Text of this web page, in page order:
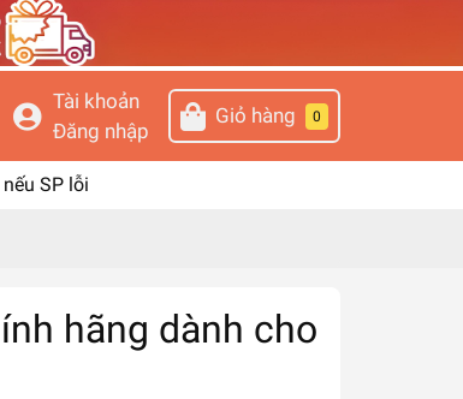
Tài khoản
Đăng nhập
Giỏ hàng 0
SP lỗi
hãng dành cho